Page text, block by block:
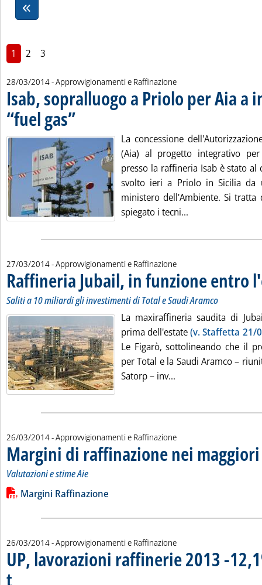
1 2 3
28/03/2014- Approvvigionamenti e Raffinazione
Isab, sopralluogo a Priolo per Aia a
“fuel gas”. Pubblicata venerdì 28 marzo 2014 alle 11.53.
La concessione
(Aia) al progetto integrativo
presso la raffineria Isab è stato
svolto ieri a Priolo in Sicilia da
ministero dell'Ambiente. Si
spiegato i tecni...
27/03/2014- Approvvigionamenti e Raffinazione
Raffineria Jubail, in funzione entro
Saliti a 10 miliardi gli investimenti di Total e Saudi Aramco
La maxiraffineria saudita di
prima dell'estate(v. Staffetta 21/
Le Figarò, sottolineando che il
per Total e la Saudi Aramco –
Satorp – inv...
26/03/2014- Approvvigionamenti e Raffinazione
Margini di raffinazione nei
Valutazioni e stime Aie
Leggi tutta la notizia: 'Margini di raffinazione nei maggiori
Lista allegati PDF alla notizia
Margini Raffinazione
26/03/2014- Approvvigionamenti e Raffinazione
UP, lavorazioni raffinerie 2013 -
t